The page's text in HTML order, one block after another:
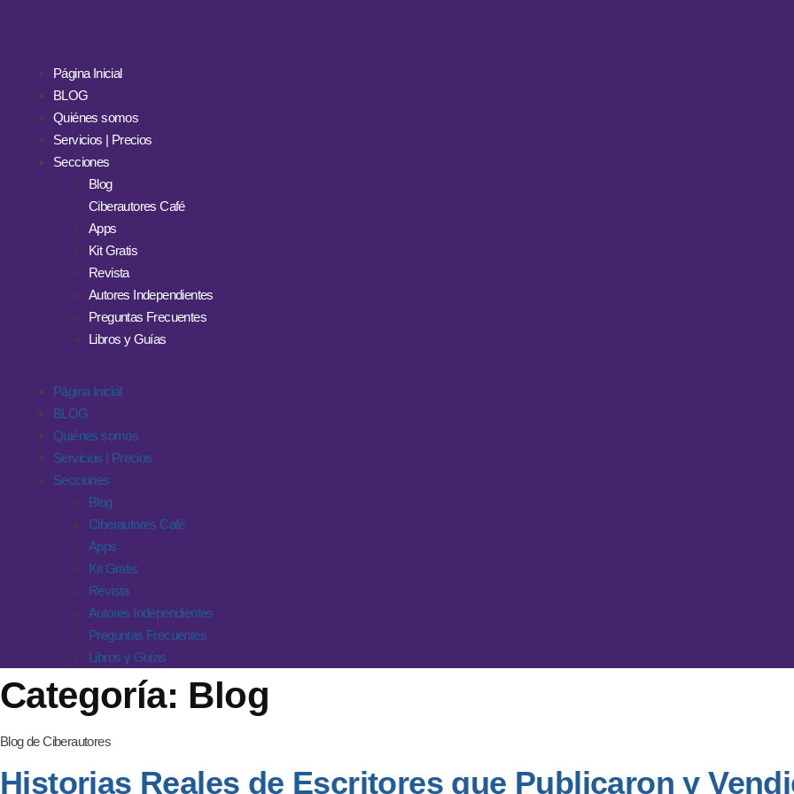
Página Inicial
BLOG
Quiénes somos
Servicios | Precios
Secciones
Blog
Ciberautores Café
Apps
Kit Gratis
Revista
Autores Independientes
Preguntas Frecuentes
Libros y Guías
Página Inicial
BLOG
Quiénes somos
Servicios | Precios
Secciones
Blog
Ciberautores Café
Apps
Kit Gratis
Revista
Autores Independientes
Preguntas Frecuentes
Libros y Guías
Categoría: Blog
Blog de Ciberautores
Historias Reales de Escritores que Publicaron y